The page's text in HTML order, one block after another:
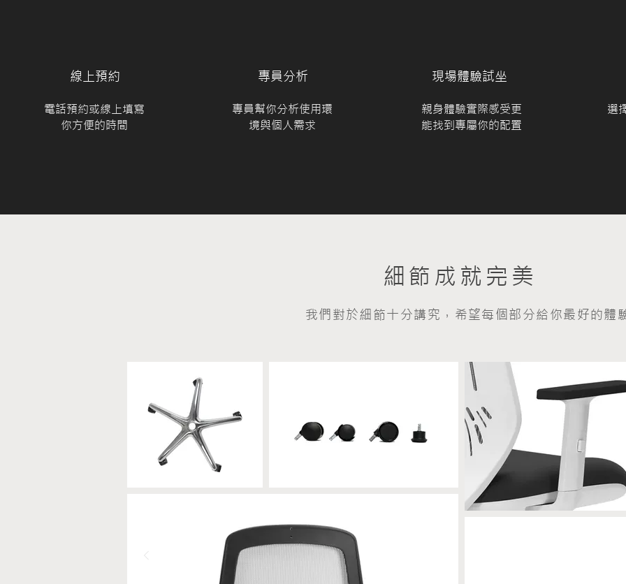
線上預約
​電話預約或線上填寫
你方便的時間
​專員分析
專員幫你分析使用環
境與個人需求
​現場體驗試坐
​親身體驗實際感受更
能找到專屬你的配置
選
​細節成就完美
我們對於細節十分講究，希望每個部分給你最好的體